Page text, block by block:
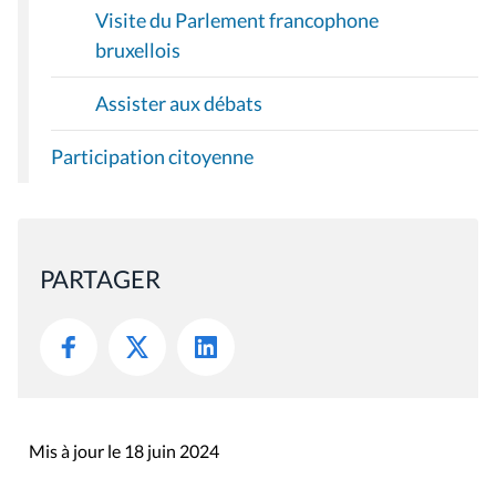
Visite du Parlement francophone
bruxellois
Assister aux débats
Participation citoyenne
PARTAGER
Mis à jour le 18 juin 2024